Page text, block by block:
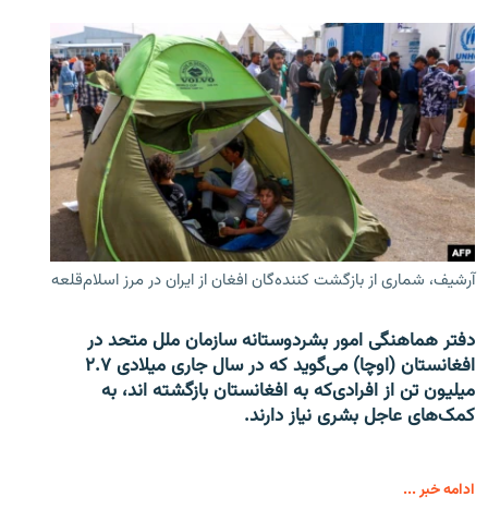
آرشیف، شماری از بازگشت کننده‌گان افغان از ایران در مرز اسلام‌قلعه
دفتر هماهنگی امور بشردوستانه سازمان ملل متحد در
افغانستان (اوچا) می‌گوید که در سال جاری میلادی ۲.۷
میلیون تن از افرادی‌که به افغانستان بازگشته اند، به
کمک‌های عاجل بشری نیاز دارند.
ادامه خبر ...